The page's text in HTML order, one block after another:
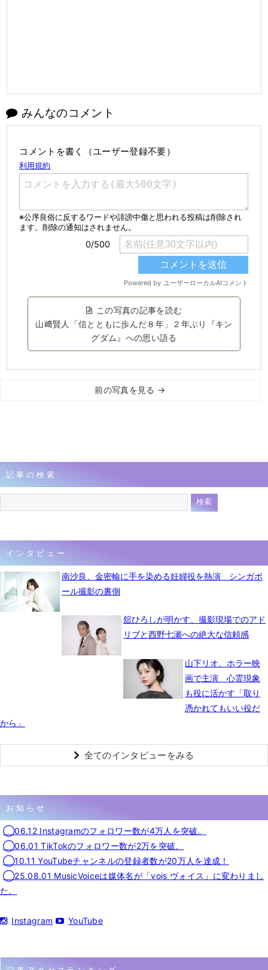
みんなのコメント
コメントを書く（ユーザー登録不要）
この写真の記事を読む
山﨑賢人「信とともに歩んだ８年」２年ぶり『キン
グダム』への思い語る
前の写真を見る →
記事の検索
インタビュー
南沙良、金密輸に手を染める妊婦役を熱演 シンガポ
ール撮影の裏側
舘ひろしが明かす、撮影現場でのアド
リブと西野七瀬への絶大な信頼感
山下リオ、ホラー映
画で主演 心霊現象
も役に活かす「取り
憑かれてもいい役だ
から」
全てのインタビューをみる
お知らせ
◯06.12 Instagramのフォロワー数が4万人を突破。
◯06.01 TikTokのフォロワー数が2万を突破。
◯10.11 YouTubeチャンネルの登録者数が20万人を達成！
◯25.08.01 MusicVoiceは媒体名が「vois ヴォイス」に変わりまし
た。
Instagram YouTube